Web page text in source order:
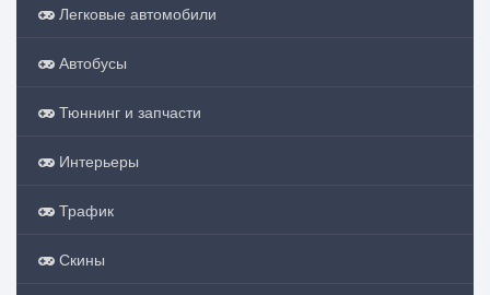
Легковые автомобили
Автобусы
Тюннинг и запчасти
Интерьеры
Трафик
Скины